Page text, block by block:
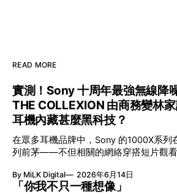
READ MORE
實測！Sony 十周年最強無線降
THE COLLEXION 由商務變林
耳機內藏甚麼黑科技？
在眾多耳機品牌中，Sony 的1000X系列
列前茅——不但相關的網絡穿搭短片觀看
VGP 金獎，也是 Amazon 折扣日的大熱
By MiLK Digital 2026年6月14日
「你我不只一種想像」